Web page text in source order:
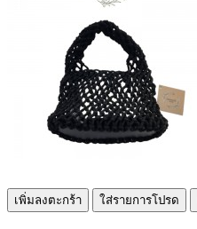
เพิ่มลงตะกร้า ใส่รายการโปรด